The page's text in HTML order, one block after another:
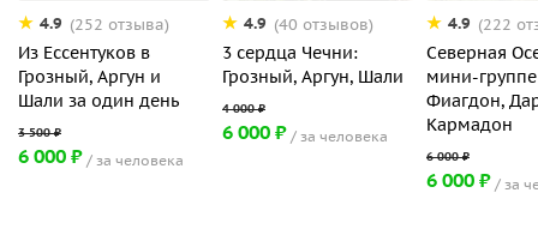
4.9 (252 отзыва)
Из Ессентуков в
Грозный, Аргун и
Шали за один день
6 000 ₽ за человека
4.9 (40 отзывов)
3 сердца Чечни:
Грозный, Аргун, Шали
6 000 ₽ за человека
4.9 (222
Северная
мини-
Фиагдон,
Кармадон
6 000 ₽ за